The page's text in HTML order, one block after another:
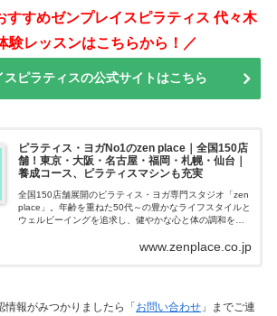
すすめゼンプレイスピラティス 代々木
験レッスンはこちらから！／
スピラティスの公式サイトはこちら
ピラティス・ヨガNo1のzen place｜全国150店
舗！東京・大阪・名古屋・福岡・札幌・仙台｜
養成コース、ピラティスマシンも充実
全国150店舗展開のピラティス・ヨガ専門スタジオ「zen
place」。年齢を重ねた50代～の豊かなライフスタイルと
ウェルビーイングを追求し、健やかな心と体の調和を促
www.zenplace.co.jp
情報がみつかりましたら「お問い合わせ 」までご連